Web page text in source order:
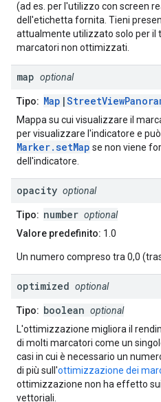
(ad es. per l'utilizzo con screen
dell'etichetta fornita. Tieni
attualmente utilizzato solo per il
marcatori non ottimizzati.
map optional
Tipo: Map |
Mappa su cui visualizzare il
per visualizzare l'indicatore e
Marker.setMap se non viene
dell'indicatore.
opacity optional
Tipo: number optional
Valore predefinito: 1.0
Un numero compreso tra 0,0
optimized optional
Tipo: boolean optional
L'ottimizzazione migliora il
di molti marcatori come un
casi in cui è necessario un
di più sull'ottimizzazione dei
ottimizzazione non ha effetto
vettoriali.